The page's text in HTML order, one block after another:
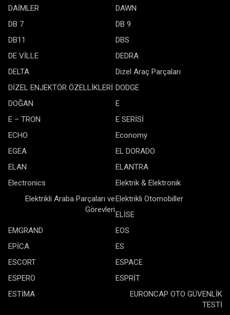
DAİMLER
DAWN
DB 7
DB 9
DB11
DBS
DE VİLLE
DEDRA
DELTA
Dizel Araç Parçaları
DİZEL ENJEKTÖR ÖZELLİKLERİ DODGE
DOĞAN
E
E – TRON
E SERİSİ
ECHO
Economy
EGEA
EL DORADO
ELAN
ELANTRA
Electronics
Elektrik & Elektronik
Elektrikli Araba Parçaları ve
Görevleri
Elektrikli Otomobiller
ELİSE
EMGRAND
EOS
EPİCA
ES
ESCORT
ESPACE
ESPERO
ESPRİT
ESTİMA
EURONCAP OTO GÜVENLİK
TESTİ